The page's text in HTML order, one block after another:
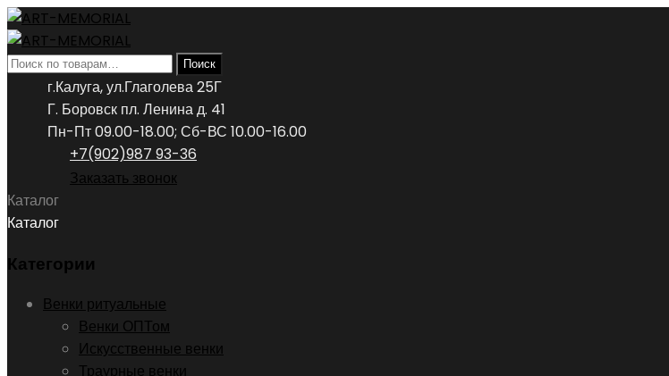
Искать: Поиск
г.Калуга, ул.Глаголева 25Г
Г. Боровск пл. Ленина д. 41
Пн-Пт 09.00-18.00; Сб-ВС 10.00-16.00
+7(902)987 93-36
Заказать звонок
Каталог
Каталог
Категории
Венки ритуальные
Венки ОПТом
Искусственные венки
Траурные венки